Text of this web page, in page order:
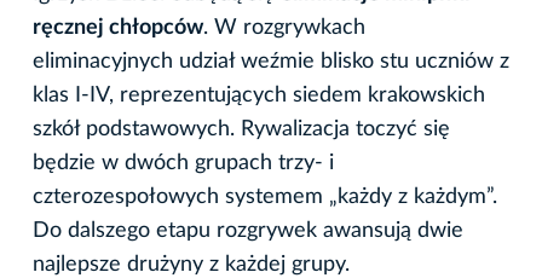
ręcznej chłopców. W rozgrywkach
eliminacyjnych udział weźmie blisko stu uczniów z
klas I-IV, reprezentujących siedem krakowskich
szkół podstawowych. Rywalizacja toczyć się
będzie w dwóch grupach trzy- i
czterozespołowych systemem „każdy z każdym”.
Do dalszego etapu rozgrywek awansują dwie
najlepsze drużyny z każdej grupy.